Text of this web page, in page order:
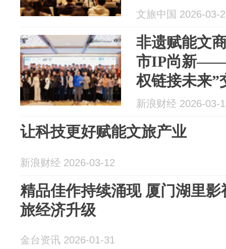
办
文旅中国 2026-03-
非遗赋能文
市IP尚新
权链接未来”
办
新浪财经 2026-03-
让科技更好赋能文旅产业
新浪财经 2026-03-12
精品佳作持续涌现 厦门湖里
旅经济升级
金台资讯 2026-01-31